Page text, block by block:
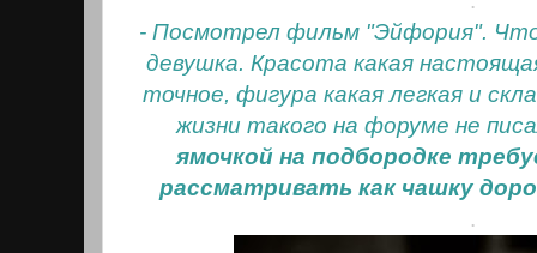
- Посмотрел фильм "Эйфория". Что
девушка. Красота какая
точное, фигура какая легкая и
жизни такого на форуме не
ямочкой на подбородке
рассматривать как чашку
.